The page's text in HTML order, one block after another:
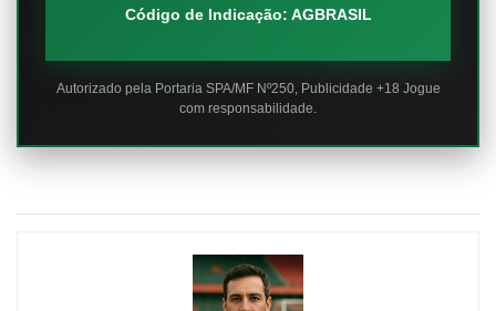
Código de Indicação: AGBRASIL
Autorizado pela Portaria SPA/MF Nº250, Publicidade +18 Jogue
com responsabilidade.